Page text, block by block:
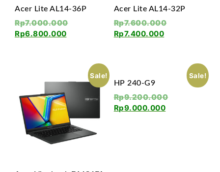
Acer Lite AL14-36P
Rp7.000.000
Rp6.800.000
Acer Lite AL14-32P
Rp7.600.000
Rp7.400.000
Sale!
Sale!
HP 240-G9
Rp9.200.000
Rp9.000.000